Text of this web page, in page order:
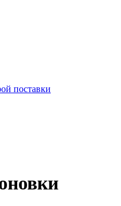
поставки